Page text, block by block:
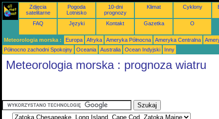
Zdjęcia
satelitarne
Pogoda
Lotnisko
10-dni
prognozy
Klimat Cyklony
FAQ Języki Kontakt Gazetka O
Meteorologia morska : Europa Afryka Ameryka Północna Ameryka Centralna
Północno zachodni Spokojny
Oceania Australia Ocean Indyjski Inny
Meteorologia morska : prognoza wiatru